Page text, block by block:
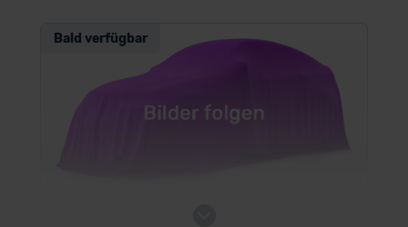
Bald verfügbar